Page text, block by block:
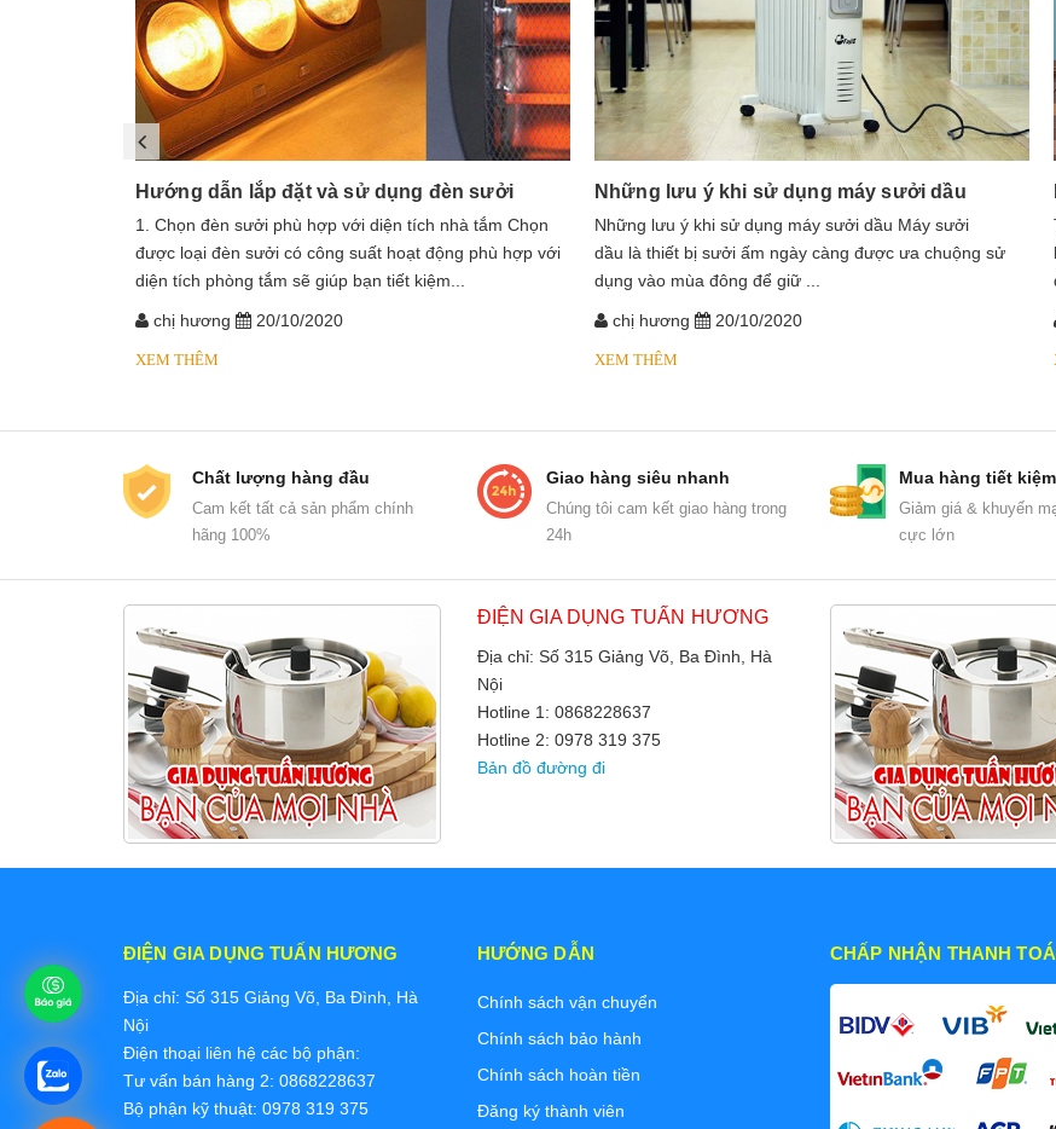
Hướng dẫn lắp đặt và sử dụng đèn sưởi
1. Chọn đèn sưởi phù hợp với diện tích nhà tắm Chọn
được loại đèn sưởi có công suất hoạt động phù hợp với
diện tích phòng tắm sẽ giúp bạn tiết kiệm...
chị hương 20/10/2020
XEM THÊM
Những lưu ý khi sử dụng máy sưởi dầu
​​​​​​Những lưu ý khi sử dụng máy sưởi dầu Máy sưởi
dầu là thiết bị sưởi ấm ngày càng được ưa chuộng sử
dụng vào mùa đông để giữ ...
chị hương 20/10/2020
XEM THÊM
Chất lượng hàng đầu
Cam kết tất cả sản phẩm chính
hãng 100%
Giao hàng siêu nhanh
Chúng tôi cam kết giao hàng trong
24h
Mua hàng tiết kiệm
Giảm giá & khuyến
cực lớn
ĐIỆN GIA DỤNG TUẤN HƯƠNG
Địa chỉ: Số 315 Giảng Võ, Ba Đình, Hà
Nội
Hotline 1: 0868228637
Hotline 2: 0978 319 375
Bản đồ đường đi
ĐIỆN GIA DỤNG TUẤN HƯƠNG
Địa chỉ: Số 315 Giảng Võ, Ba Đình, Hà
Nội
Điện thoại liên hệ các bộ phận:
Tư vấn bán hàng 2: 0868228637
Bộ phận kỹ thuật: 0978 319 375
HƯỚNG DẪN
Chính sách vận chuyển
Chính sách bảo hành
Chính sách hoàn tiền
Đăng ký thành viên
CHẤP NHẬN THANH